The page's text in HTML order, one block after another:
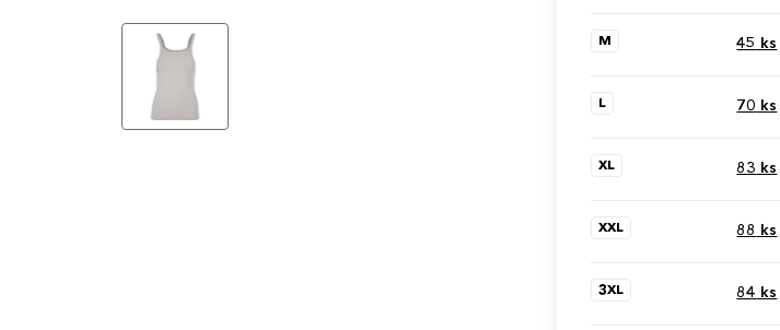
M 45 ks
L 70 ks
XL 83 ks
XXL 88 ks
3XL 84 ks